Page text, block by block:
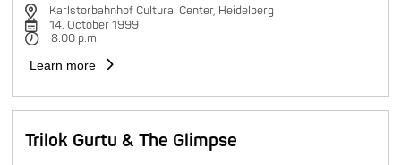
Karlstorbahnhof Cultural Center, Heidelberg
14. October 1999
8:00 p.m.
Learn more
Trilok Gurtu & The Glimpse